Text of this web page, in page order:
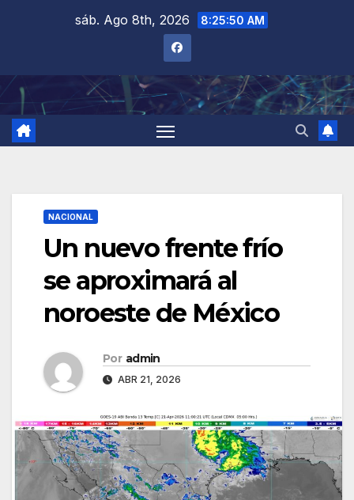
sáb. Ago 8th, 2026 8:25:51 AM
NACIONAL
Un nuevo frente frío
se aproximará al
noroeste de México
Por admin
ABR 21, 2026